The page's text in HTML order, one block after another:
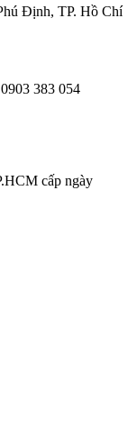
Định, TP. Hồ Chí
383 054
cấp ngày